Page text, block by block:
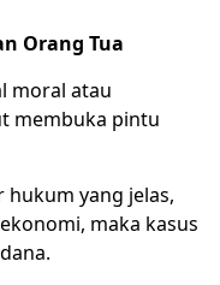
Orang Tua
moral atau
membuka pintu
yang jelas,
maka kasus